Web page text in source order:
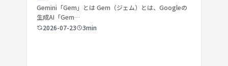
Gemini「Gem」とは Gem（ジェム）とは、Googleの
生成AI「Gem…
2026-07-23
3min